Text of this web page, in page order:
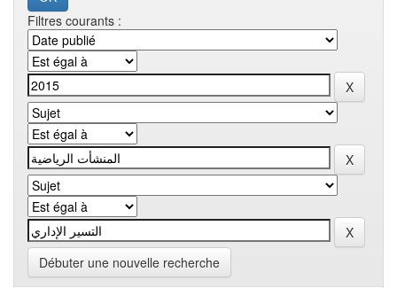
Filtres courants :
Débuter une nouvelle recherche